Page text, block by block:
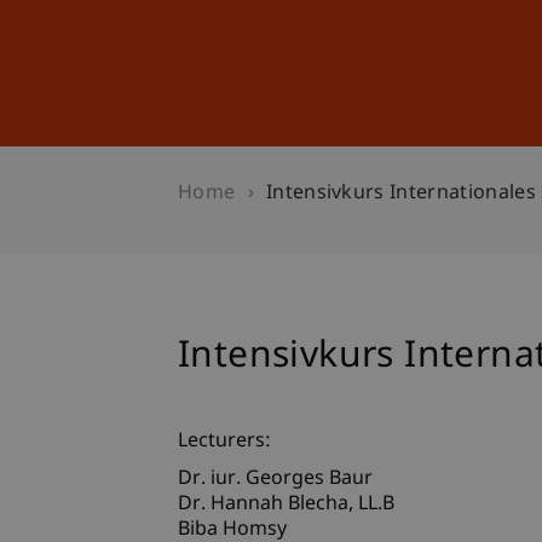
Home Intensivkurs
Intensivkurs
Lecturers:
Dr. iur. Georges Baur
Dr. Hannah Blecha LL.B
Biba Homsy